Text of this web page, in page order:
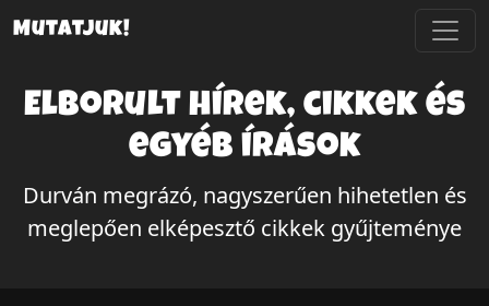
Mutatjuk!
Elborult hírek, cikkek és
egyéb írások
Durván megrázó, nagyszerűen hihetetlen és
meglepően elképesztő cikkek gyűjteménye